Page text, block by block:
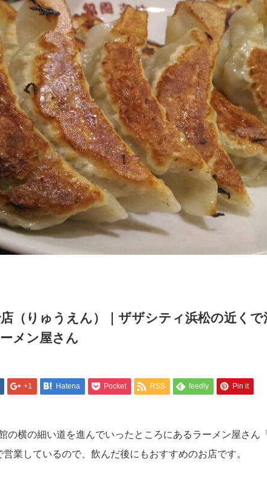
（りゅうえん）｜ザザシティ浜松の近くで
メン屋さん
+1 Hatena Pocket RSS feedly Pin it
の横の細い道を進んでいったところにあるラーメン屋さん
業しているので、飲んだ後にもおすすめのお店です。